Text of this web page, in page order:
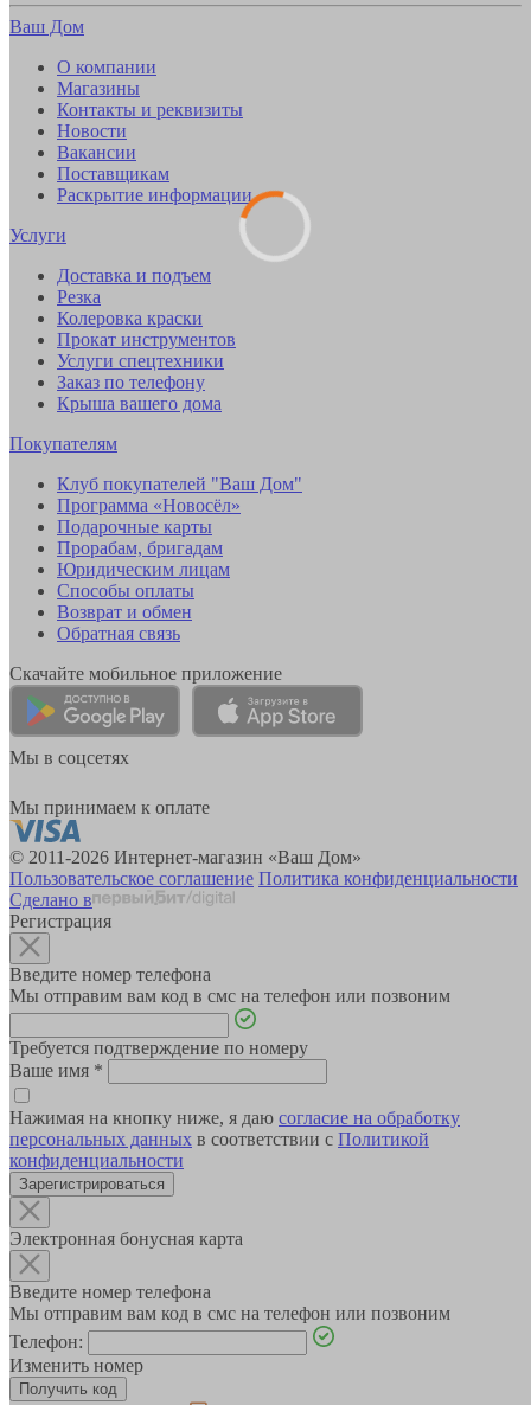
Ваш Дом
О компании
Магазины
Контакты и реквизиты
Новости
Вакансии
Поставщикам
Раскрытие информации
Услуги
Доставка и подъем
Резка
Колеровка краски
Прокат инструментов
Услуги спецтехники
Заказ по телефону
Крыша вашего дома
Покупателям
Клуб покупателей "Ваш Дом"
Программа «Новосёл»
Подарочные карты
Прорабам, бригадам
Юридическим лицам
Способы оплаты
Возврат и обмен
Обратная связь
Скачайте мобильное приложение
Мы в соцсетях
Мы принимаем к оплате
© 2011-2026 Интернет-магазин «Ваш Дом»
Пользовательское соглашение Политика конфиденциальности
Сделано в
Регистрация
Введите номер телефона
Мы отправим вам код в смс на телефон или позвоним
Требуется подтверждение по номеру
Ваше имя *
Нажимая на кнопку ниже, я даю согласие на обработку
персональных данных в соответствии с Политикой
конфиденциальности
Зарегистрироваться
Электронная бонусная карта
Введите номер телефона
Мы отправим вам код в смс на телефон или позвоним
Телефон:
Изменить номер